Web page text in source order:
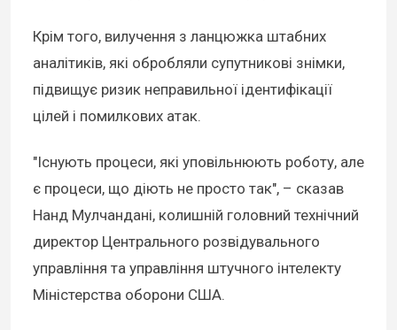
Крім того, вилучення з ланцюжка штабних
аналітиків, які обробляли супутникові знімки,
підвищує ризик неправильної ідентифікації
цілей і помилкових атак.
"Існують процеси, які уповільнюють роботу, але
є процеси, що діють не просто так", – сказав
Нанд Мулчандані, колишній головний технічний
директор Центрального розвідувального
управління та управління штучного інтелекту
Міністерства оборони США.